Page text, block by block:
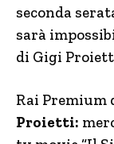
seconda
sarà
di Gigi
Rai Premium
Proietti: